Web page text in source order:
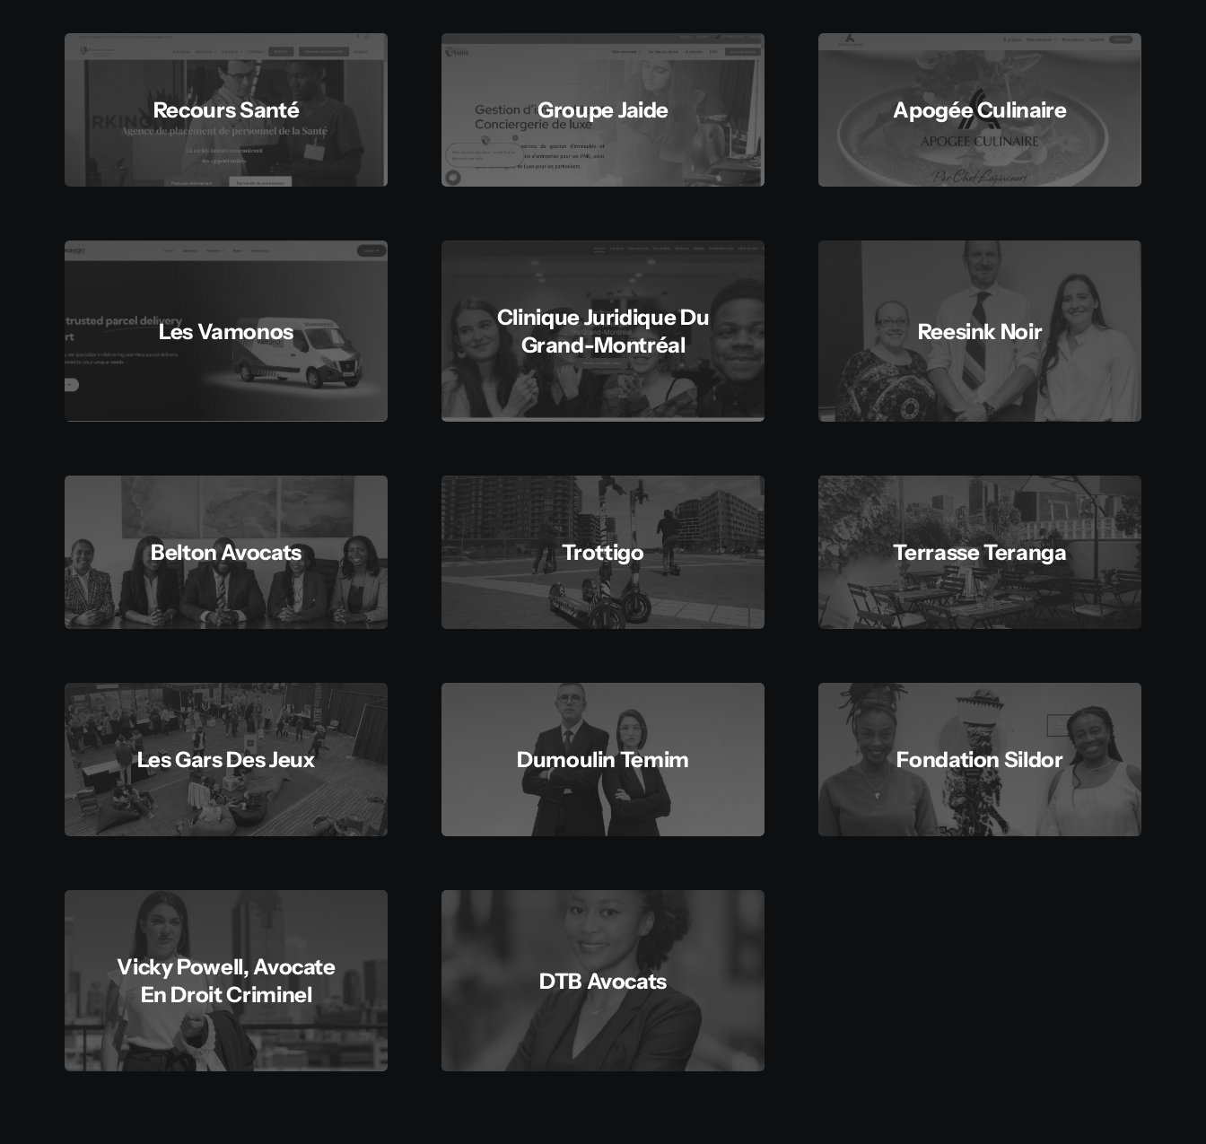
Recours Santé Groupe Jaide Apogée Culinaire
Les Vamonos
Clinique Juridique Du
Grand-Montréal
Reesink Noir
Belton Avocats Trottigo Terrasse Teranga
Les Gars Des Jeux Dumoulin Temim Fondation Sildor
Vicky Powell, Avocate
En Droit Criminel
DTB Avocats